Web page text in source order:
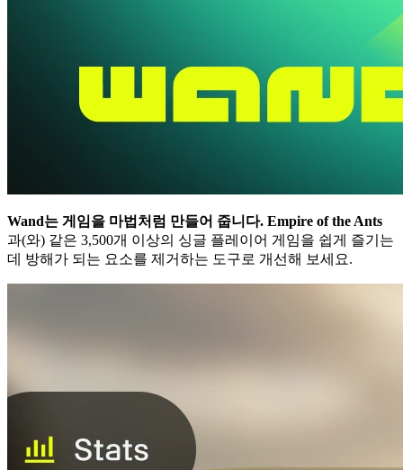
Wand는 게임을 마법처럼 만들어 줍니다. Empire of the Ants
과(와) 같은 3,500개 이상의 싱글 플레이어 게임을 쉽게 즐기는
데 방해가 되는 요소를 제거하는 도구로 개선해 보세요.